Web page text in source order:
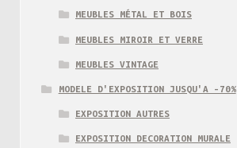
MEUBLES MÉTAL ET BOIS
MEUBLES MIROIR ET VERRE
MEUBLES VINTAGE
MODELE D'EXPOSITION JUSQU'A -70%
EXPOSITION AUTRES
EXPOSITION DECORATION MURALE